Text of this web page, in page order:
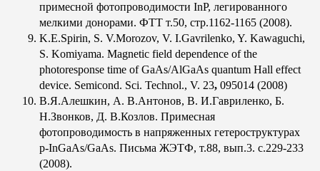
примесной фотопроводимости InP, легированного
мелкими донорами. ФТТ т.50, стр.1162-1165 (2008).
K.E.Spirin, S. V.Morozov, V. I.Gavrilenko, Y. Kawaguchi,
S. Komiyama. Magnetic field dependence of the
photoresponse time of GaAs/AlGaAs quantum Hall effect
device. Semicond. Sci. Technol., V. 23, 095014 (2008)
В.Я.Алешкин, А. В.Антонов, В. И.Гавриленко, Б.
Н.Звонков, Д. В.Козлов. Примесная
фотопроводимость в напряженных гетероструктурах
p-InGaAs/GaAs. Письма ЖЭТФ, т.88, вып.3. с.229-233
(2008).